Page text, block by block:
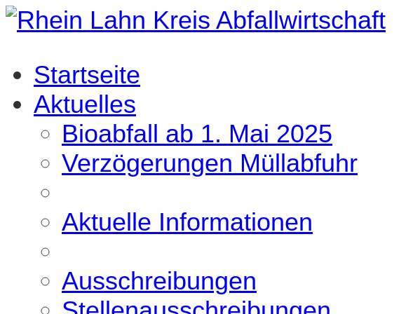
Startseite
Aktuelles
Bioabfall ab 1. Mai 2025
Verzögerungen Müllabfuhr
Aktuelle Informationen
Ausschreibungen